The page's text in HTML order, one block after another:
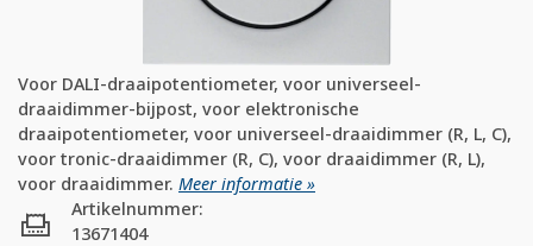
Voor DALI-draaipotentiometer, voor universeel-
draaidimmer-bijpost, voor elektronische
draaipotentiometer, voor universeel-draaidimmer (R, L, C),
voor tronic-draaidimmer (R, C), voor draaidimmer (R, L),
voor draaidimmer. Meer informatie »
Artikelnummer:
13671404